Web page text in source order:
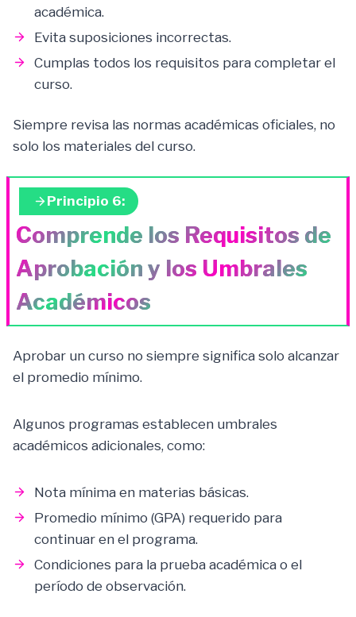
académica.
Evita suposiciones incorrectas.
Cumplas todos los requisitos para completar el
curso.
Siempre revisa las normas académicas oficiales, no
solo los materiales del curso.
Principio 6:
Comprende los Requisitos de
Aprobación y los Umbrales
Académicos
Aprobar un curso no siempre significa solo alcanzar
el promedio mínimo.
Algunos programas establecen umbrales
académicos adicionales, como:
Nota mínima en materias básicas.
Promedio mínimo (GPA) requerido para
continuar en el programa.
Condiciones para la prueba académica o el
período de observación.